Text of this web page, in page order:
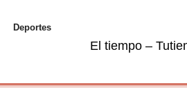
Deportes
El tiempo –